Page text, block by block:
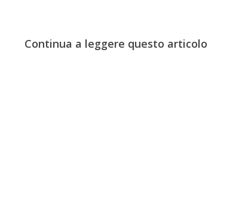
Continua a leggere questo articolo